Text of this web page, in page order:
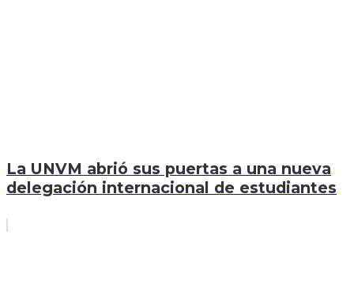
La UNVM abrió sus puertas a una nueva
delegación internacional de estudiantes